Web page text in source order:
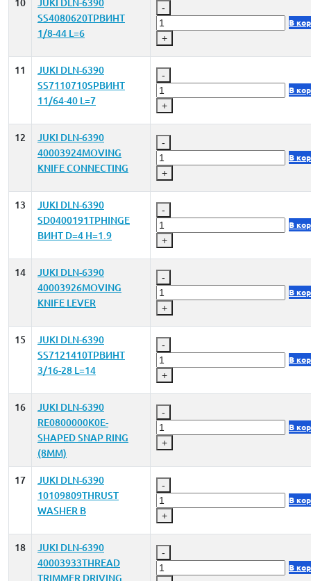
10
JUKI DLN-6390
SS4080620TPВИНТ
1/8-44 L=6
-
+
В
11
JUKI DLN-6390
SS7110710SPВИНТ
11/64-40 L=7
-
+
В
12
JUKI DLN-6390
40003924MOVING
KNIFE CONNECTING
-
+
В
13
JUKI DLN-6390
SD0400191TPHINGE
ВИНТ D=4 H=1.9
-
+
В
14
JUKI DLN-6390
40003926MOVING
KNIFE LEVER
-
+
В
15
JUKI DLN-6390
SS7121410TPВИНТ
3/16-28 L=14
-
+
В
16
JUKI DLN-6390
RE0800000K0E-
SHAPED SNAP RING
(8MM)
-
+
В
17
JUKI DLN-6390
10109809THRUST
WASHER B
-
+
В
18
JUKI DLN-6390
40003933THREAD
TRIMMER DRIVING
-
В